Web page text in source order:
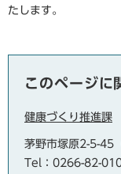
たします。
このページに
健康づくり推進課
茅野市塚原2-5-45
Tel：0266-82-